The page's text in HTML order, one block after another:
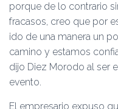
porque de lo contrario
fracasos, creo que por
ido de una manera un
camino y estamos
dijo Diez Morodo al ser
evento.
El empresario expuso